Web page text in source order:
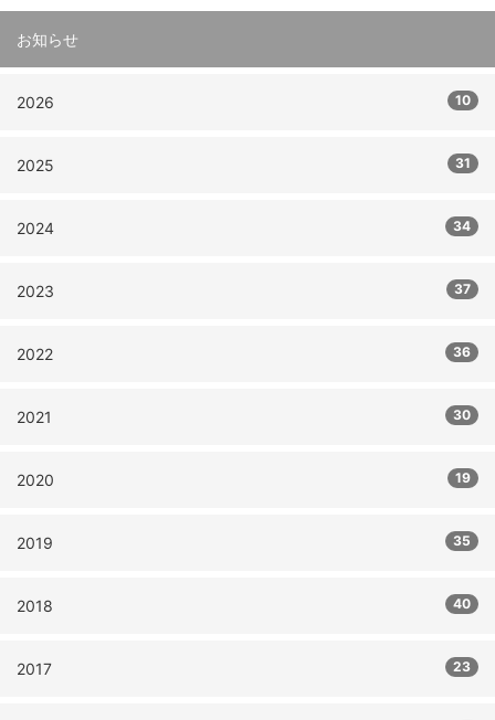
お知らせ
2026 10
2025 31
2024 34
2023 37
2022 36
2021 30
2020 19
2019 35
2018 40
2017 23